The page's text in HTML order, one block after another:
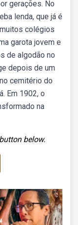
gerações. No
lenda, que já é
colégios
garota jovem e
de algodão no
depois de um
cemitério do
Em 1902, o
na
below.